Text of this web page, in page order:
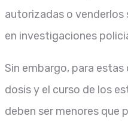
autorizadas o venderlos
en investigaciones
Sin embargo, para
dosis y el curso de los
deben ser menores que